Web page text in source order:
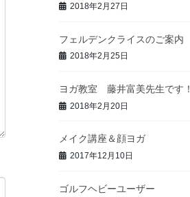
2018年2月27日
フェルデンクライスのご案内
2018年2月25日
ヨガ教室 藤井富美先生です！
2018年2月20日
メイク講座＆顔ヨガ
2017年12月10日
ゴルフヘビーユーザー